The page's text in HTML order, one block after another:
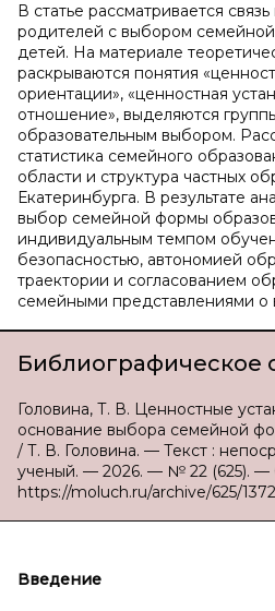
В статье рассматривается
родителей с выбором
детей. На материале
раскрываются понятия
ориентации», «ценностная
отношение», выделяются
образовательным выбором.
статистика семейного
области и структура частных
Екатеринбурга. В результате
выбор семейной формы
индивидуальным темпом
безопасностью, автономией
траектории и согласованием
семейными представлениями о
Библиографическое
Головина, Т. В. Ценностные
основание выбора семейной
/ Т. В. Головина. — Текст :
ученый. — 2026. — № 22 (625). —
https://moluch.ru/archive/625/
Введение